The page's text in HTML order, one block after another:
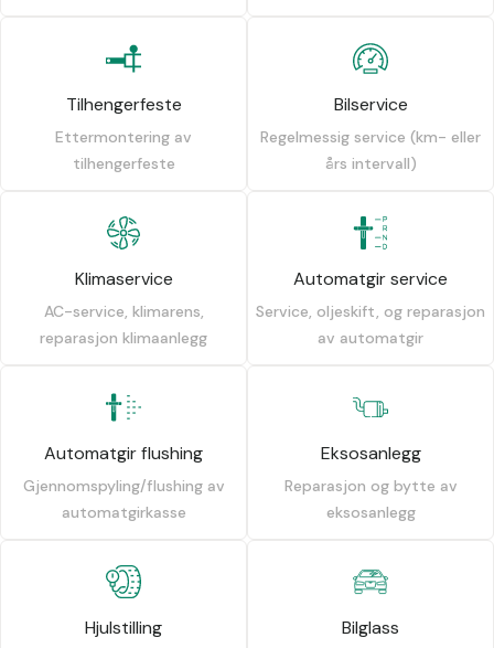
Tilhengerfeste
Ettermontering av
tilhengerfeste
Bilservice
Regelmessig service (km- eller
års intervall)
Klimaservice
AC-service, klimarens,
reparasjon klimaanlegg
Automatgir service
Service, oljeskift, og reparasjon
av automatgir
Automatgir flushing
Gjennomspyling/flushing av
automatgirkasse
Eksosanlegg
Reparasjon og bytte av
eksosanlegg
Hjulstilling Bilglass